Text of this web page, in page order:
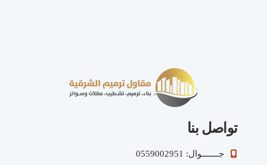
تواصل بنا
جـــــــوال: 0559002951